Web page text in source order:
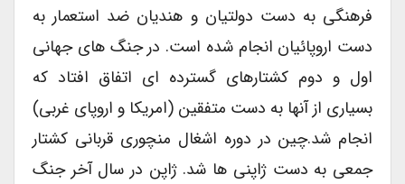
فرهنگی به دست دولتیان و هندیان ضد استعمار به
دست اروپائیان انجام شده است. در جنگ های جهانی
اول و دوم کشتارهای گسترده ای اتفاق افتاد که
بسیاری از آنها به دست متفقین (امریکا و اروپای غربی)
انجام شد.چین در دوره اشغال منچوری قربانی کشتار
جمعی به دست ژاپنی ها شد. ژاپن در سال آخر جنگ